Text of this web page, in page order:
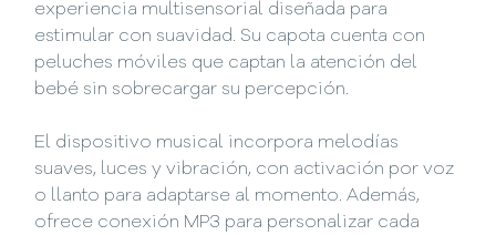
experiencia multisensorial diseñada para
estimular con suavidad. Su capota cuenta con
peluches móviles que captan la atención del
bebé sin sobrecargar su percepción.
El dispositivo musical incorpora melodías
suaves, luces y vibración, con activación por voz
o llanto para adaptarse al momento. Además,
ofrece conexión MP3 para personalizar cada